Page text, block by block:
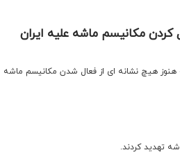
مکانیسم ماشه علیه ایران
هنوز هیچ نشانه ای از فعال شدن مکانیسم ماشه
تهدید کردند.